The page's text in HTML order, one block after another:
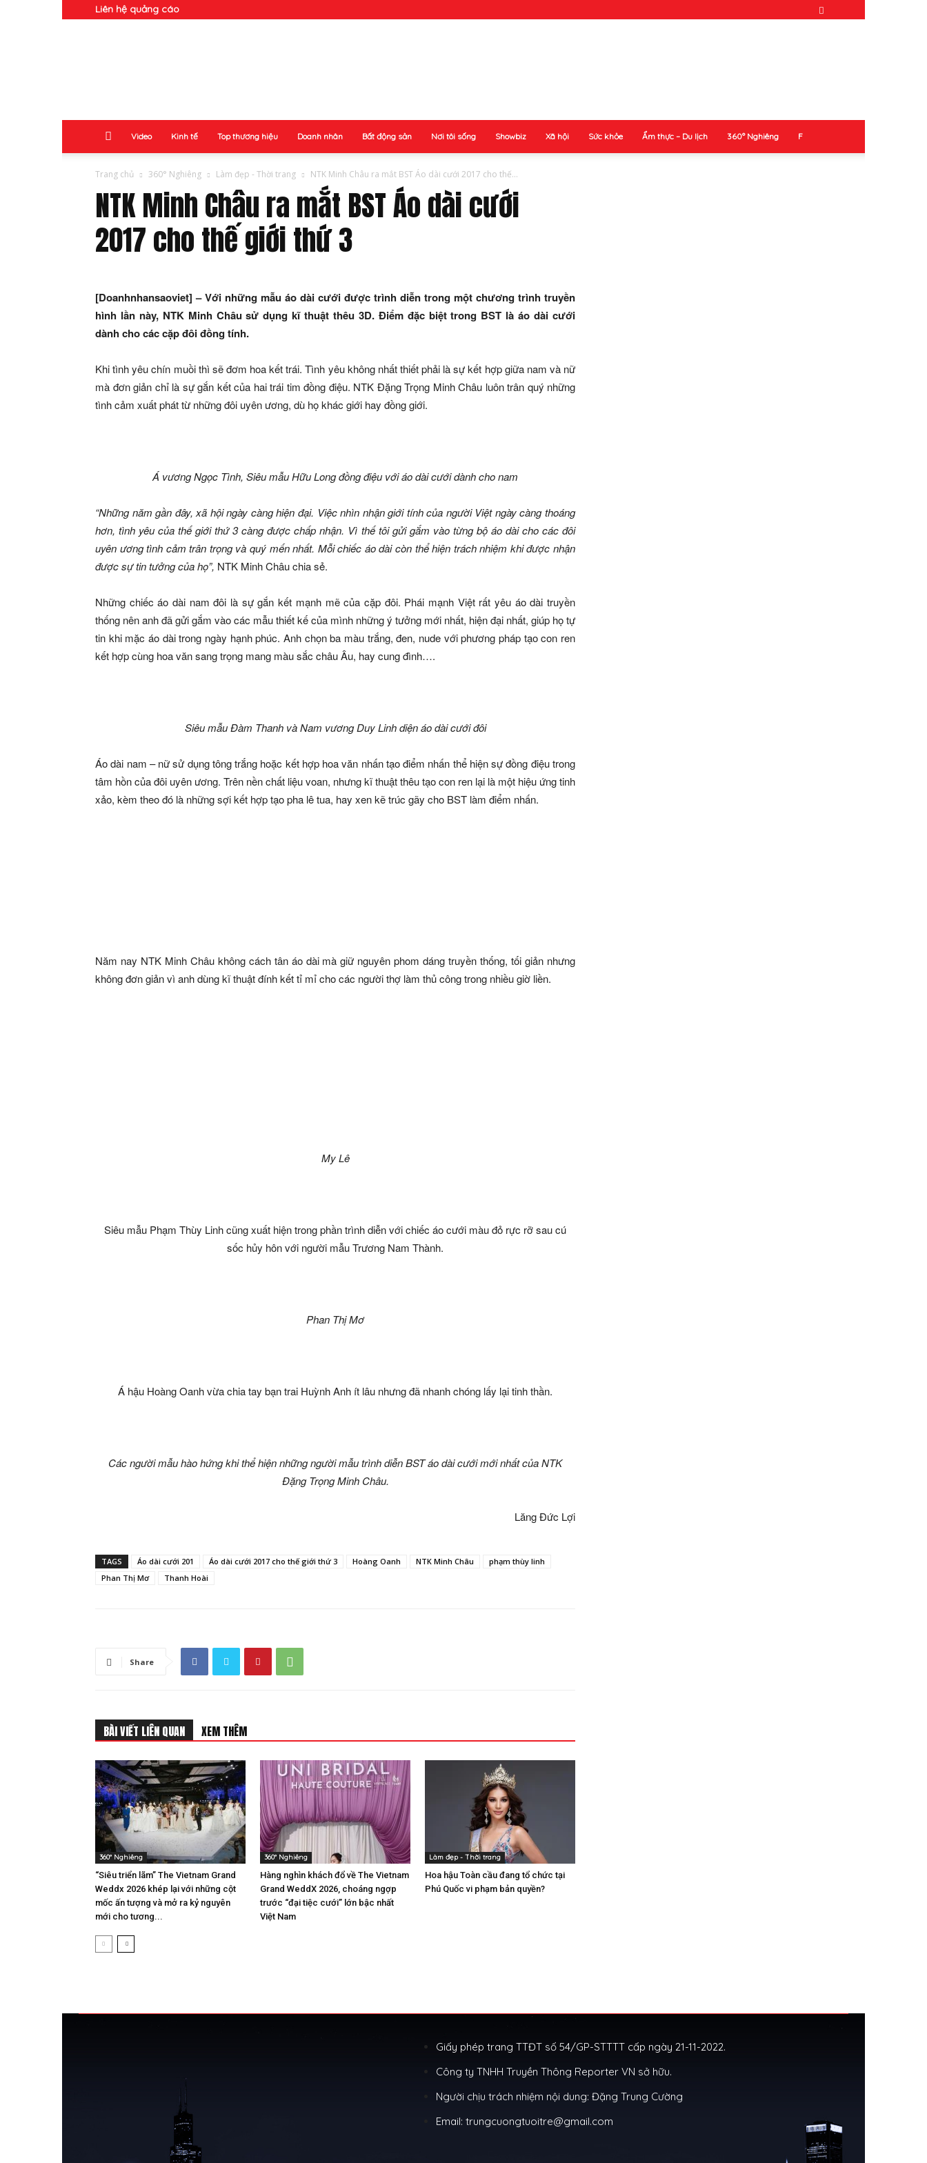
Liên hệ quảng cáo
Video Kinh tế Top thương hiệu Doanh nhân Bất động sản Nơi tôi sống Showbiz Xã hội Sức khỏe Ẩm thực – Du lịch 360° Nghiêng F
Trang chủ 360° Nghiêng Làm đẹp - Thời trang NTK Minh Châu ra mắt BST Áo dài cưới 2017 cho thế...
NTK Minh Châu ra mắt BST Áo dài cưới
2017 cho thế giới thứ 3
[Doanhnhansaoviet] – Với những mẫu áo dài cưới được trình diễn trong một chương trình truyền
hình lần này, NTK Minh Châu sử dụng kĩ thuật thêu 3D. Điểm đặc biệt trong BST là áo dài cưới
dành cho các cặp đôi đồng tính.
Khi tình yêu chín muồi thì sẽ đơm hoa kết trái. Tình yêu không nhất thiết phải là sự kết hợp giữa nam và nữ
mà đơn giản chỉ là sự gắn kết của hai trái tim đồng điệu. NTK Đặng Trọng Minh Châu luôn trân quý những
tình cảm xuất phát từ những đôi uyên ương, dù họ khác giới hay đồng giới.
Á vương Ngọc Tình, Siêu mẫu Hữu Long đồng điệu với áo dài cưới dành cho nam
“Những năm gần đây, xã hội ngày càng hiện đại. Việc nhìn nhận giới tính của người Việt ngày càng thoáng
hơn, tình yêu của thế giới thứ 3 càng được chấp nhận. Vì thế tôi gửi gắm vào từng bộ áo dài cho các đôi
uyên ương tình cảm trân trọng và quý mến nhất. Mỗi chiếc áo dài còn thể hiện trách nhiệm khi được nhận
được sự tin tưởng của họ”, NTK Minh Châu chia sẻ.
Những chiếc áo dài nam đôi là sự gắn kết mạnh mẽ của cặp đôi. Phái mạnh Việt rất yêu áo dài truyền
thống nên anh đã gửi gắm vào các mẫu thiết kế của mình những ý tưởng mới nhất, hiện đại nhất, giúp họ tự
tin khi mặc áo dài trong ngày hạnh phúc. Anh chọn ba màu trắng, đen, nude với phương pháp tạo con ren
kết hợp cùng hoa văn sang trọng mang màu sắc châu Âu, hay cung đình….
Siêu mẫu Đàm Thanh và Nam vương Duy Linh diện áo dài cưới đôi
Áo dài nam – nữ sử dụng tông trắng hoặc kết hợp hoa văn nhấn tạo điểm nhấn thể hiện sự đồng điệu trong
tâm hồn của đôi uyên ương. Trên nền chất liệu voan, nhưng kĩ thuật thêu tạo con ren lại là một hiệu ứng tinh
xảo, kèm theo đó là những sợi kết hợp tạo pha lê tua, hay xen kẽ trúc gãy cho BST làm điểm nhấn.
Năm nay NTK Minh Châu không cách tân áo dài mà giữ nguyên phom dáng truyền thống, tối giản nhưng
không đơn giản vì anh dùng kĩ thuật đính kết tỉ mỉ cho các người thợ làm thủ công trong nhiều giờ liền.
My Lê
Siêu mẫu Phạm Thùy Linh cũng xuất hiện trong phần trình diễn với chiếc áo cưới màu đỏ rực rỡ sau cú
sốc hủy hôn với người mẫu Trương Nam Thành.
Phan Thị Mơ
Á hậu Hoàng Oanh vừa chia tay bạn trai Huỳnh Anh ít lâu nhưng đã nhanh chóng lấy lại tinh thần.
Các người mẫu hào hứng khi thể hiện những người mẫu trình diễn BST áo dài cưới mới nhất của NTK
Đặng Trọng Minh Châu.
Lăng Đức Lợi
TAGS Áo dài cưới 201 Áo dài cưới 2017 cho thế giới thứ 3 Hoàng Oanh NTK Minh Châu
phạm thùy linh
Phan Thị Mơ
Thanh Hoài
Share
BÀI VIẾT LIÊN QUAN XEM THÊM
360° Nghiêng
“Siêu triển lãm” The Vietnam Grand
Weddx 2026 khép lại với những cột
mốc ấn tượng và mở ra kỷ nguyên
mới cho tương...
360° Nghiêng
Hàng nghìn khách đổ về The Vietnam
Grand WeddX 2026, choáng ngợp
trước “đại tiệc cưới” lớn bậc nhất
Việt Nam
Làm đẹp - Thời trang
Hoa hậu Toàn cầu đang tổ chức tại
Phú Quốc vi phạm bản quyền?
Giấy phép trang TTĐT số 54/GP-STTTT cấp ngày 21-11-2022.
Công ty TNHH Truyền Thông Reporter VN sở hữu.
Người chịu trách nhiệm nội dung: Đặng Trung Cường
Email: trungcuongtuoitre@gmail.com